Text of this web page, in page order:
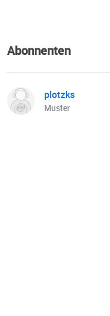
Abonnenten
plotzks
Muster